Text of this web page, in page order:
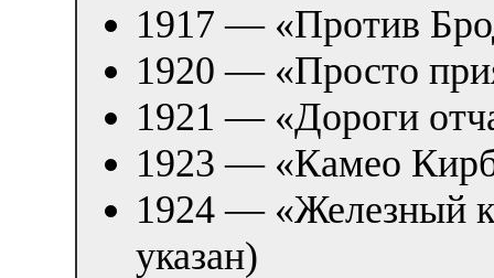
1917 — «Против
1920 — «Просто
1921 — «Дороги
1923 — «Камео
1924 — «Железный
указан)